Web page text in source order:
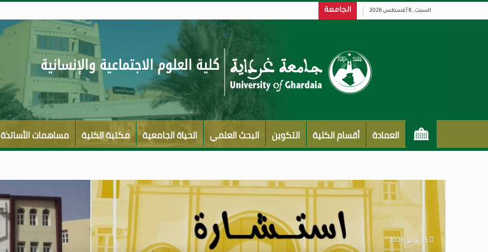
السبت , 8 أغسطس 2026 الجامعة
العمادة أقسام الكلية التكوين البحث العلمي الحياة الجامعية مكتبة الكلية مساهمات الأساتذة
15 يوليو 2026